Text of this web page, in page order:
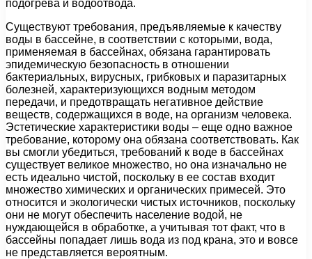
подогрева и водоотвода.
Существуют требования, предъявляемые к качеству
воды в бассейне, в соответствии с которыми, вода,
применяемая в бассейнах, обязана гарантировать
эпидемическую безопасность в отношении
бактериальных, вирусных, грибковых и паразитарных
болезней, характеризующихся водным методом
передачи, и предотвращать негативное действие
веществ, содержащихся в воде, на организм человека.
Эстетические характеристики воды – еще одно важное
требование, которому она обязана соответствовать. Как
вы смогли убедиться, требований к воде в бассейнах
существует великое множество, но она изначально не
есть идеально чистой, поскольку в ее состав входит
множество химических и органических примесей. Это
относится и экологически чистых источников, поскольку
они не могут обеспечить население водой, не
нуждающейся в обработке, а учитывая тот факт, что в
бассейны попадает лишь вода из под крана, это и вовсе
не представляется вероятным.